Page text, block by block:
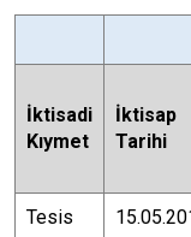
İktisadi
Kıymet
İktisap
Tarihi
Tesis